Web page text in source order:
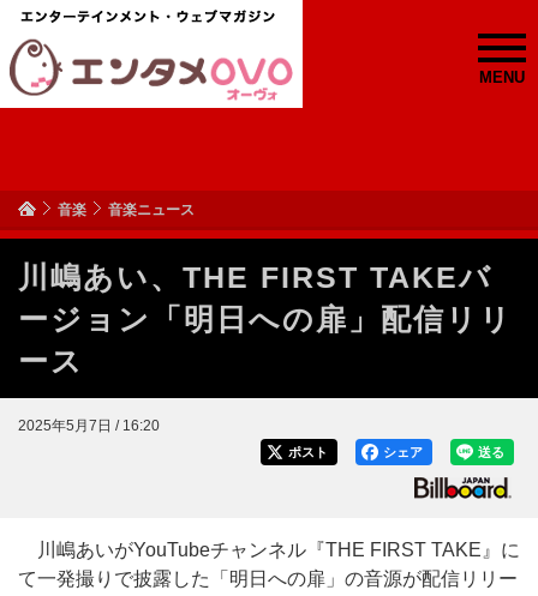
MENU
音楽 音楽ニュース
川嶋あい、THE FIRST TAKEバ
ージョン「明日への扉」配信リリ
ース
2025年5月7日 / 16:20
送る
シェア
ポスト
川嶋あいがYouTubeチャンネル『THE FIRST TAKE』に
て一発撮りで披露した「明日への扉」の音源が配信リリー